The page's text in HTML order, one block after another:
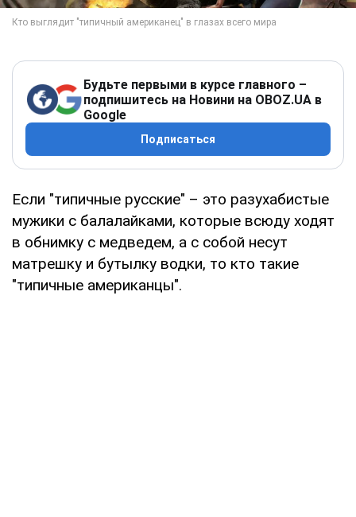
Будьте первыми в курсе главного –
подпишитесь на Новини на OBOZ.UA в
Google
Подписаться
Если "типичные русские" – это разухабистые
мужики с балалайками, которые всюду ходят
в обнимку с медведем, а с собой несут
матрешку и бутылку водки, то кто такие
"типичные американцы".